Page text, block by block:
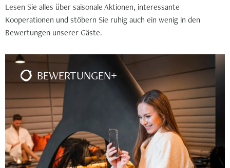
Lesen Sie alles über saisonale Aktionen, interessante
Kooperationen und stöbern Sie ruhig auch ein wenig in den
Bewertungen unserer Gäste.
BEWERTUNGEN